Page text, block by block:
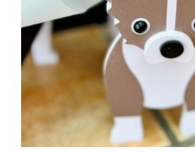
AÑADIR AL CARRITO
DETALLES